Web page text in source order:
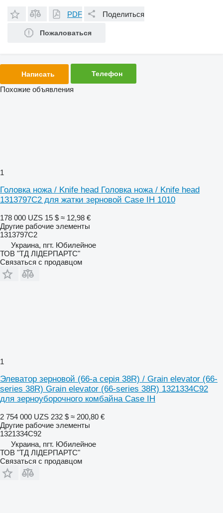
PDF Поделиться
Пожаловаться
Написать Телефон
Похожие объявления
1
Головка ножа / Knife head Головка ножа / Knife head
1313797C2 для жатки зерновой Case IH 1010
178 000 UZS 15 $ ≈ 12,98 €
Другие рабочие элементы
1313797C2
Украина, пгт. Юбилейное
ТОВ "ТД ЛІДЕРПАРТС"
Связаться с продавцом
1
Элеватор зерновой (66-а серія 38R) / Grain elevator (66-
series 38R) Grain elevator (66-series 38R) 1321334C92
для зерноуборочного комбайна Case IH
2 754 000 UZS 232 $ ≈ 200,80 €
Другие рабочие элементы
1321334C92
Украина, пгт. Юбилейное
ТОВ "ТД ЛІДЕРПАРТС"
Связаться с продавцом